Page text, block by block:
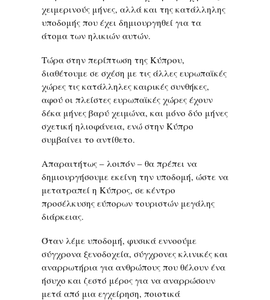
χειμερινούς μήνες, αλλά και της κατάλληλης
υποδομής που έχει δημιουργηθεί για τα
άτομα των ηλικιών αυτών.
Τώρα στην περίπτωση της Κύπρου,
διαθέτουμε σε σχέση με τις άλλες ευρωπαϊκές
χώρες τις κατάλληλες καιρικές συνθήκες,
αφού οι πλείστες ευρωπαϊκές χώρες έχουν
δέκα μήνες βαρύ χειμώνα, και μόνο δύο μήνες
σχετική ηλιοφάνεια, ενώ στην Κύπρο
συμβαίνει το αντίθετο.
Απαραιτήτως – λοιπόν – θα πρέπει να
δημιουργήσουμε εκείνη την υποδομή, ώστε να
μετατραπεί η Κύπρος, σε κέντρο
προσέλκυσης εύπορων τουριστών μεγάλης
διάρκειας.
Όταν λέμε υποδομή, φυσικά εννοούμε
σύγχρονα ξενοδοχεία, σύγχρονες κλινικές και
αναρρωτήρια για ανθρώπους που θέλουν ένα
ήσυχο και ζεστό μέρος για να αναρρώσουν
μετά από μια εγχείρηση, ποιοτικά